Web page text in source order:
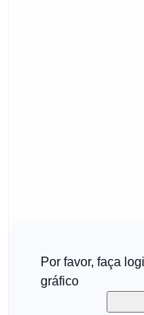
Por favor, faça
gráfico